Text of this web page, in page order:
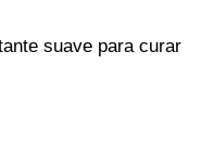
suave para curar